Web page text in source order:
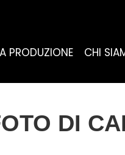
PRODUZIONE CHI
DI